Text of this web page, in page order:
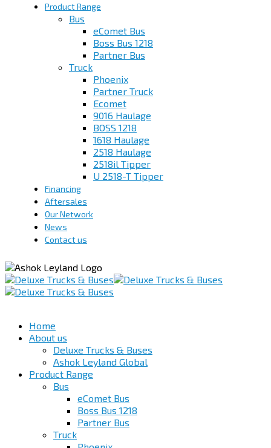
Product Range
Bus
eComet Bus
Boss Bus 1218
Partner Bus
Truck
Phoenix
Partner Truck
Ecomet
9016 Haulage
BOSS 1218
1618 Haulage
2518 Haulage
2518il Tipper
U 2518-T Tipper
Financing
Aftersales
Our Network
News
Contact us
Home
About us
Deluxe Trucks & Buses
Ashok Leyland Global
Product Range
Bus
eComet Bus
Boss Bus 1218
Partner Bus
Truck